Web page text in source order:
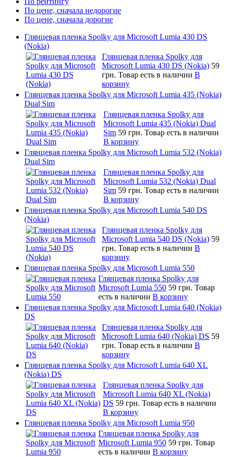
По цене, сначала недорогие
По цене, сначала дорогие
Глянцевая пленка Spolky для Microsoft Lumia 430 DS
(Nokia)
Глянцевая пленка Spolky для
Microsoft Lumia 430 DS (Nokia) 59
грн. Товар есть в наличии В
корзину
Глянцевая пленка Spolky для Microsoft Lumia 435 (Nokia)
Dual Sim
Глянцевая пленка Spolky для
Microsoft Lumia 435 (Nokia) Dual
Sim 59 грн. Товар есть в наличии
В корзину
Глянцевая пленка Spolky для Microsoft Lumia 532 (Nokia)
Dual Sim
Глянцевая пленка Spolky для
Microsoft Lumia 532 (Nokia) Dual
Sim 59 грн. Товар есть в наличии
В корзину
Глянцевая пленка Spolky для Microsoft Lumia 540 DS
(Nokia)
Глянцевая пленка Spolky для
Microsoft Lumia 540 DS (Nokia) 59
грн. Товар есть в наличии В
корзину
Глянцевая пленка Spolky для Microsoft Lumia 550
Глянцевая пленка Spolky для
Microsoft Lumia 550 59 грн. Товар
есть в наличии В корзину
Глянцевая пленка Spolky для Microsoft Lumia 640 (Nokia)
DS
Глянцевая пленка Spolky для
Microsoft Lumia 640 (Nokia) DS 59
грн. Товар есть в наличии В
корзину
Глянцевая пленка Spolky для Microsoft Lumia 640 XL
(Nokia) DS
Глянцевая пленка Spolky для
Microsoft Lumia 640 XL (Nokia)
DS 59 грн. Товар есть в наличии
В корзину
Глянцевая пленка Spolky для Microsoft Lumia 950
Глянцевая пленка Spolky для
Microsoft Lumia 950 59 грн. Товар
есть в наличии В корзину